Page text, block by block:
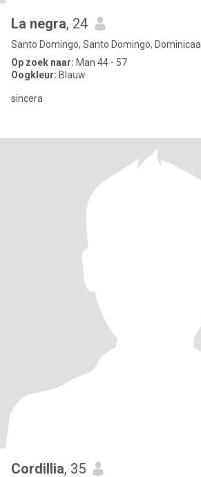
La negra, 24
Santo Domingo, Santo Domingo,
Op zoek naar: Man 44 - 57
Oogkleur: Blauw
sincera
Cordillia, 35